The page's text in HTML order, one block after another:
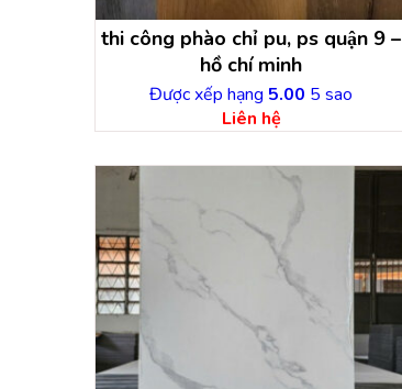
thi công phào chỉ pu, ps quận 9 –
hồ chí minh
Được xếp hạng 5.00 5 sao
Liên hệ